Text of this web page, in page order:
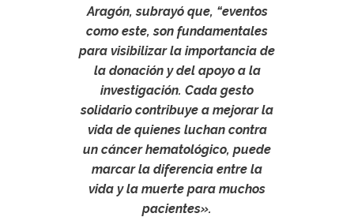
Aragón, subrayó que, “eventos
como este, son fundamentales
para visibilizar la importancia de
la donación y del apoyo a la
investigación. Cada gesto
solidario contribuye a mejorar la
vida de quienes luchan contra
un cáncer hematológico, puede
marcar la diferencia entre la
vida y la muerte para muchos
pacientes».